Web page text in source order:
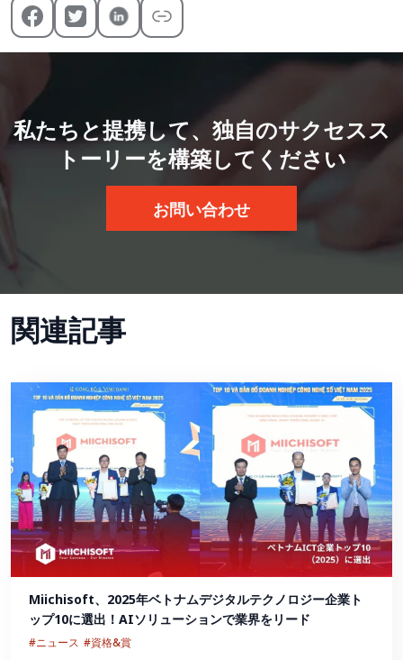
私たちと提携して、独自のサクセスス
トーリーを構築してください
お問い合わせ
関連記事
Miichisoft、2025年ベトナムデジタルテクノロジー企業ト
ップ10に選出！AIソリューションで業界をリード
#ニュース #資格&賞